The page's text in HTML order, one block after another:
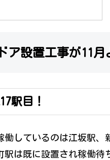
ア設置工事が11月
駅目！
働しているのは江坂駅
は既に設置され稼働待